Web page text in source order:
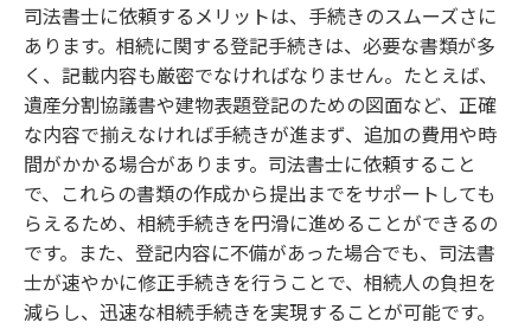
司法書士に依頼するメリットは、手続きのスムーズさに
あります。相続に関する登記手続きは、必要な書類が多
く、記載内容も厳密でなければなりません。たとえば、
遺産分割協議書や建物表題登記のための図面など、正確
な内容で揃えなければ手続きが進まず、追加の費用や時
間がかかる場合があります。司法書士に依頼すること
で、これらの書類の作成から提出までをサポートしても
らえるため、相続手続きを円滑に進めることができるの
です。また、登記内容に不備があった場合でも、司法書
士が速やかに修正手続きを行うことで、相続人の負担を
減らし、迅速な相続手続きを実現することが可能です。